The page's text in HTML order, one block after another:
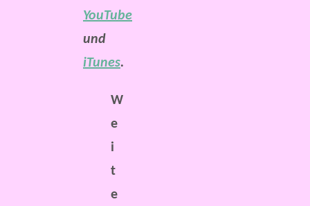
YouTube
und
iTunes.
W
e
i
t
e